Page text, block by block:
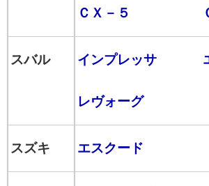
ＣＸ－５
スバル インプレッサ
レヴォーグ
スズキ エスクード